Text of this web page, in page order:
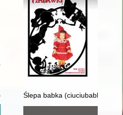
: śladami polskich wyzwolicieli: z
Ślepa babka (ciuciubabka) :